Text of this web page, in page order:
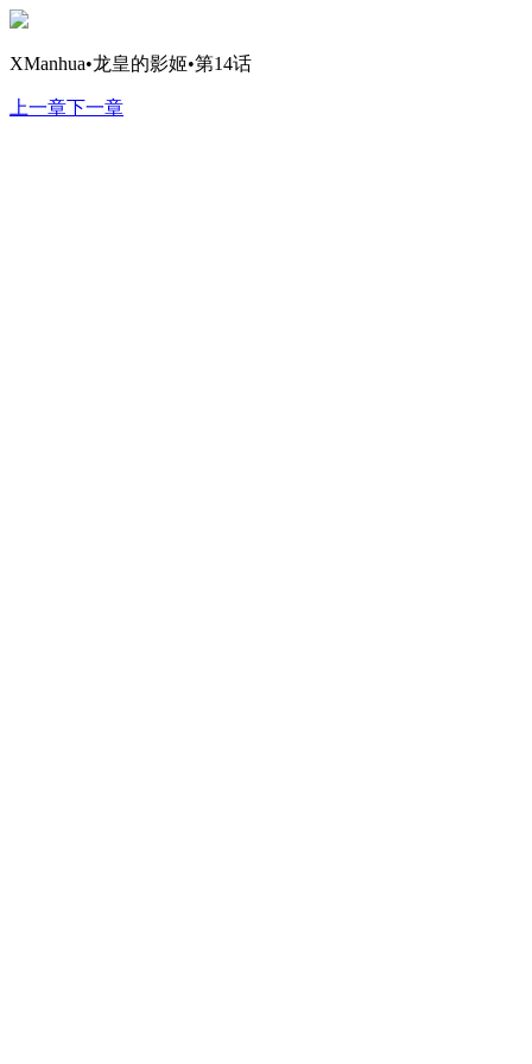
XManhua•龙皇的影姬•第14话
上一章下一章